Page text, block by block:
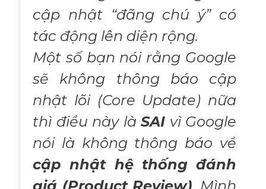
cập nhật “đãng chú ý” có
tác động lên diện rộng.
Một số bạn nói rằng Google
sẽ không thông báo cập
nhật lõi (Core Update) nữa
thì điều này là SAI vì Google
nói là không thông báo về
cập nhật hệ thống đánh